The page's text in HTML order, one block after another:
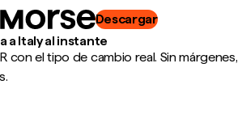
Descargar
a Italy al instante
con el tipo de cambio real. Sin márgenes,